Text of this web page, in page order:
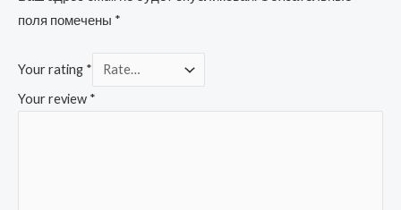
поля помечены *
Your rating *
Your review *